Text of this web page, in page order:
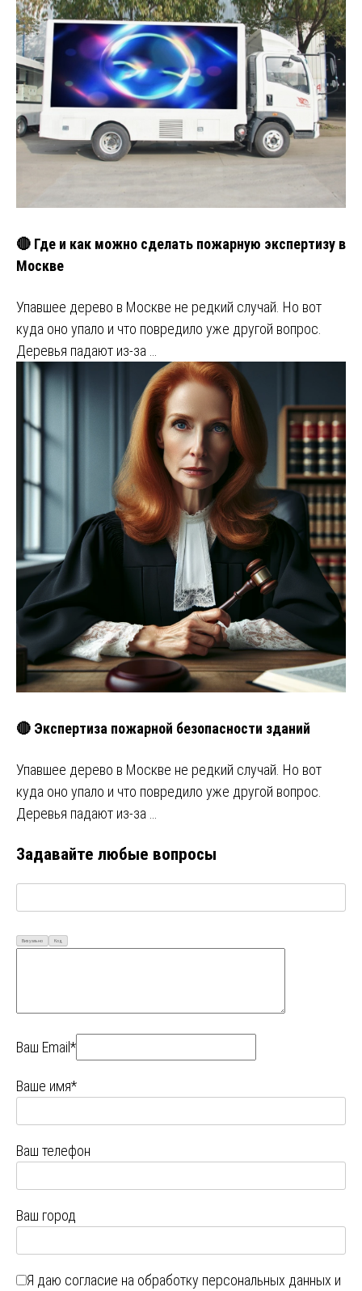
🔴 Где и как можно сделать пожарную экспертизу в
Москве
Упавшее дерево в Москве не редкий случай. Но вот
куда оно упало и что повредило уже другой вопрос.
Деревья падают из-за …
🔴 Экспертиза пожарной безопасности зданий
Упавшее дерево в Москве не редкий случай. Но вот
куда оно упало и что повредило уже другой вопрос.
Деревья падают из-за …
Задавайте любые вопросы
Визуально Код
Ваш Email*
Ваше имя*
Ваш телефон
Ваш город
Я даю согласие на обработку персональных данных и